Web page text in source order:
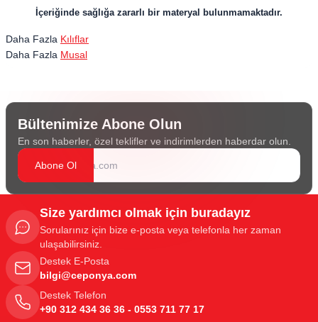
İçeriğinde sağlığa zararlı bir materyal bulunmamaktadır.
Daha Fazla Kılıflar
Daha Fazla Musal
Bültenimize Abone Olun
En son haberler, özel teklifler ve indirimlerden haberdar olun.
Abone Ol
Size yardımcı olmak için buradayız
Sorularınız için bize e-posta veya telefonla her zaman
ulaşabilirsiniz.
Destek E-Posta
bilgi@ceponya.com
Destek Telefon
+90 312 434 36 36 - 0553 711 77 17